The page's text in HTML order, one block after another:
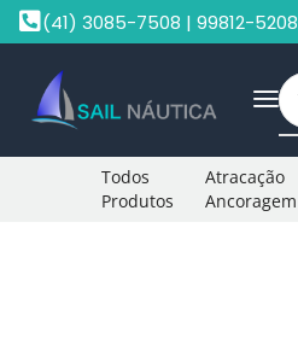
(41) 3085-7508 | 99812-5208
Todos
Produtos
Atracação
Ancoragem